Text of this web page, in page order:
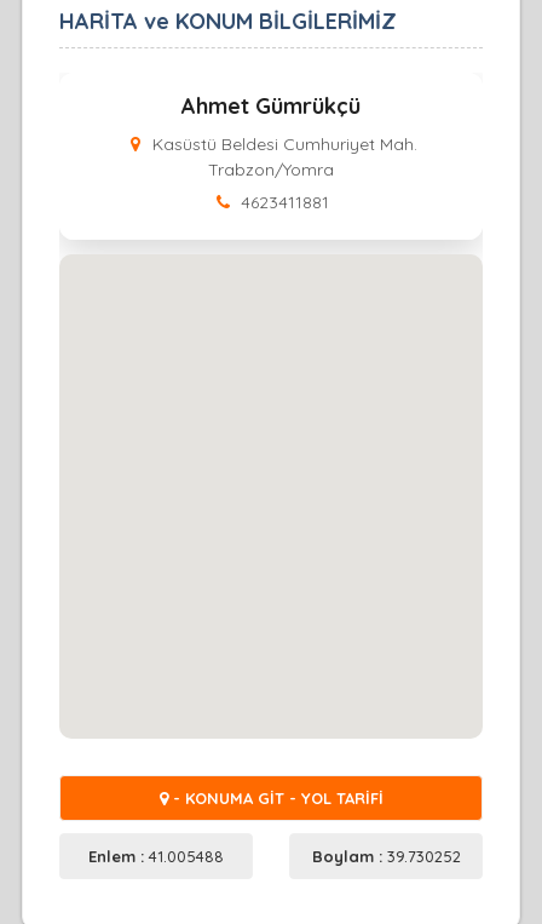
HARİTA ve KONUM BİLGİLERİMİZ
Ahmet Gümrükçü
Kasüstü Beldesi Cumhuriyet Mah.
Trabzon/Yomra
4623411881
- KONUMA GİT - YOL TARİFİ
Enlem :41.005488 Boylam : 39.730252